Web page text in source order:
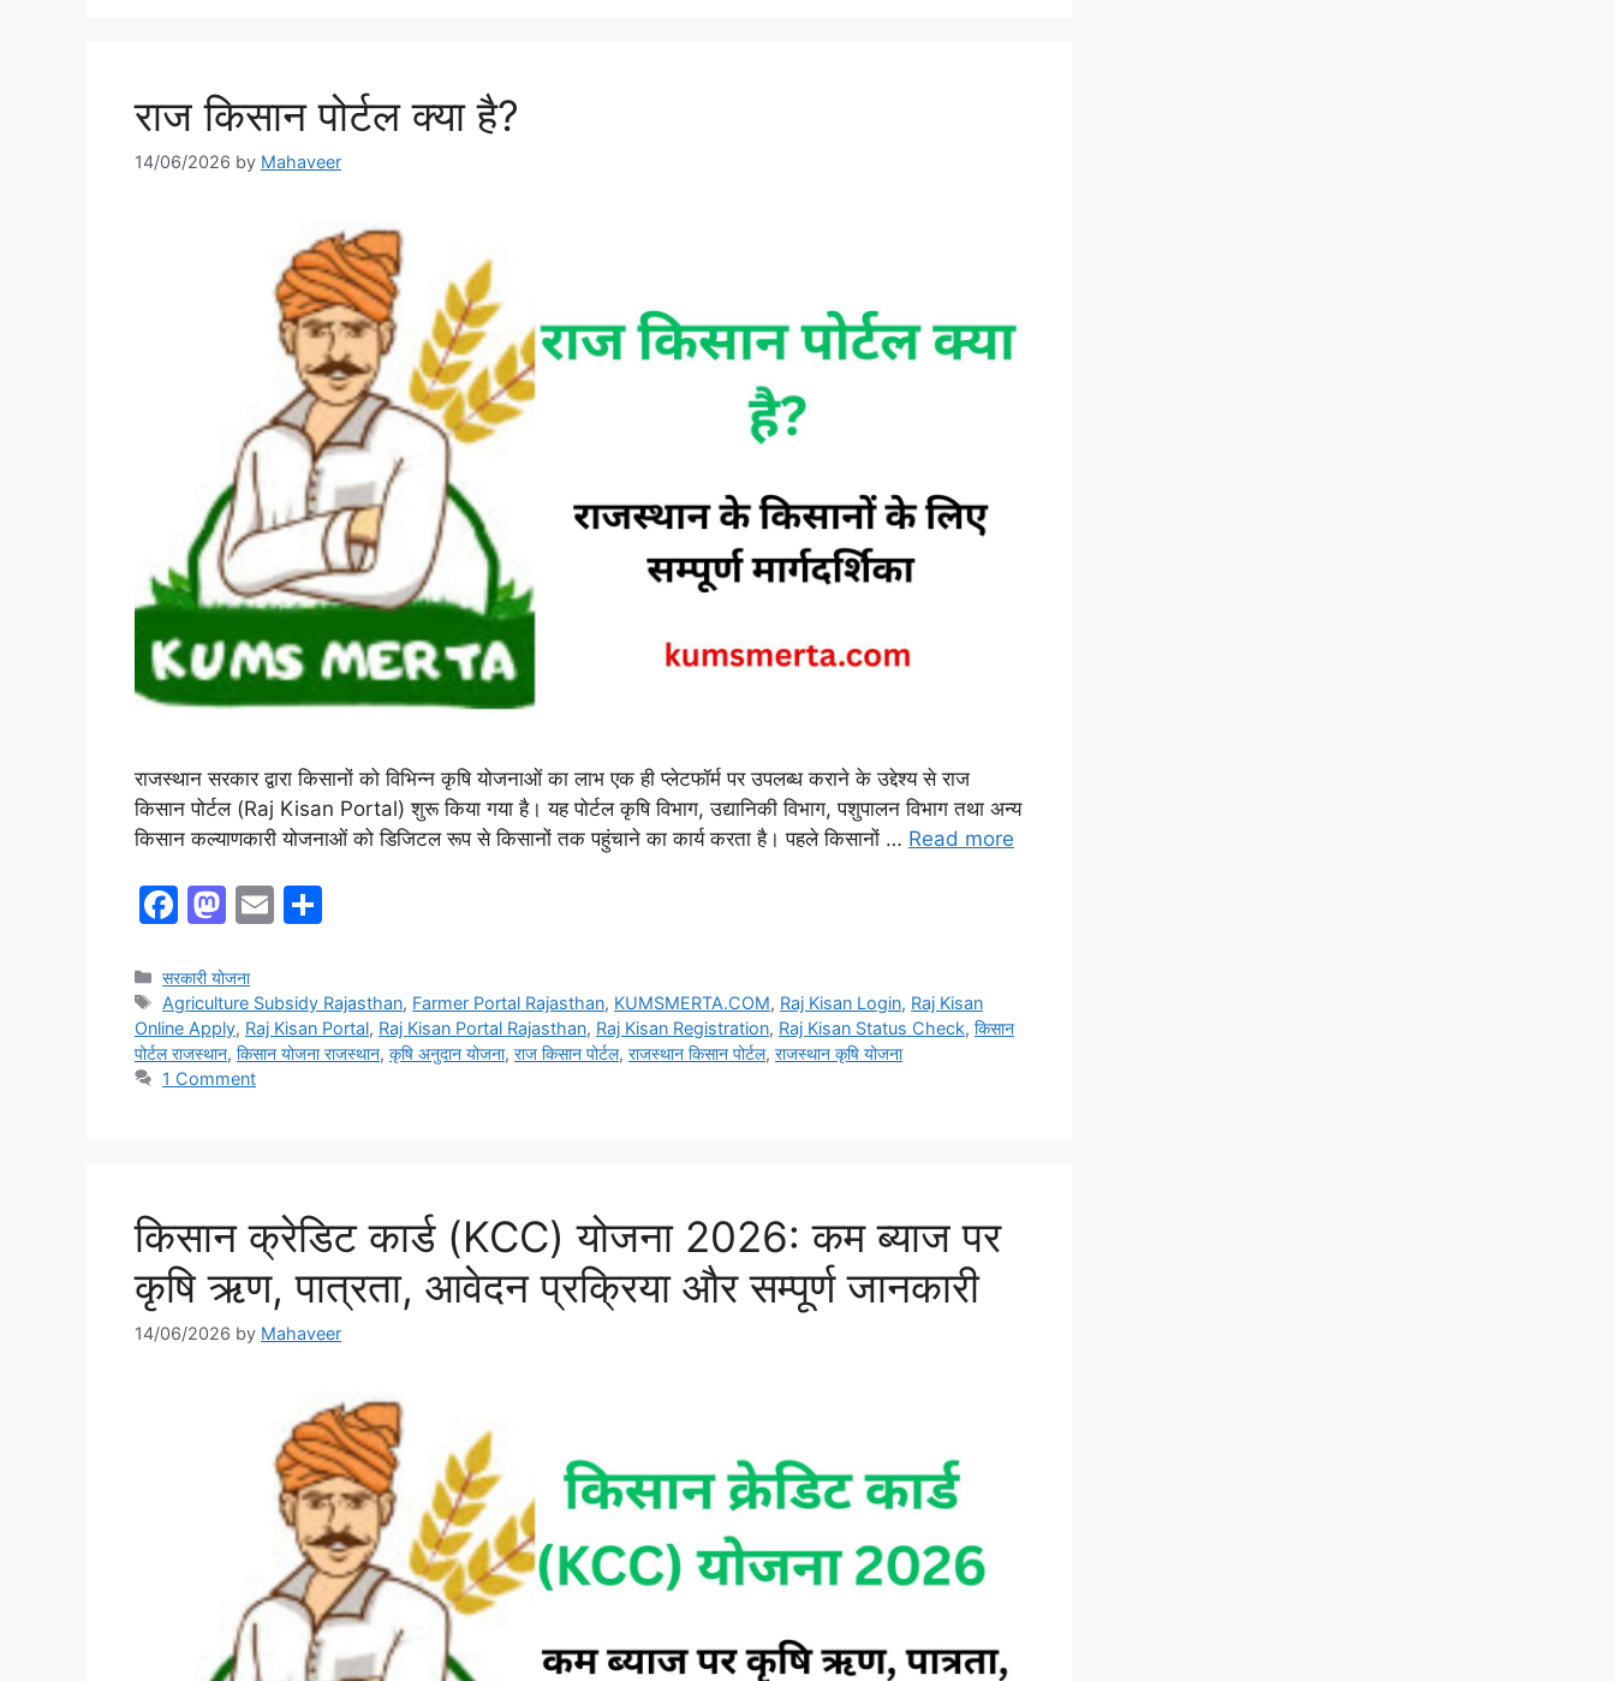
राज किसान पोर्टल क्या है?
14/06/2026 by Mahaveer
राजस्थान सरकार द्वारा किसानों को विभिन्न कृषि योजनाओं का लाभ एक ही प्लेटफॉर्म पर उपलब्ध कराने के उद्देश्य से राज
किसान पोर्टल (Raj Kisan Portal) शुरू किया गया है। यह पोर्टल कृषि विभाग, उद्यानिकी विभाग, पशुपालन विभाग तथा अन्य
किसान कल्याणकारी योजनाओं को डिजिटल रूप से किसानों तक पहुंचाने का कार्य करता है। पहले किसानों … Read more
F
c
e
b
o
M
st
o
d
o
E
l
e
Categories
सरकारी योजना
Tags
Agriculture Subsidy Rajasthan, Farmer Portal Rajasthan, KUMSMERTA.COM, Raj Kisan Login, Raj Kisan
Online Apply, Raj Kisan Portal, Raj Kisan Portal Rajasthan, Raj Kisan Registration, Raj Kisan Status Check, किसान
पोर्टल राजस्थान, किसान योजना राजस्थान, कृषि अनुदान योजना, राज किसान पोर्टल, राजस्थान किसान पोर्टल, राजस्थान कृषि योजना
1 Comment
किसान क्रेडिट कार्ड (KCC) योजना 2026: कम ब्याज पर
कृषि ऋण, पात्रता, आवेदन प्रक्रिया और सम्पूर्ण जानकारी
14/06/2026 by Mahaveer